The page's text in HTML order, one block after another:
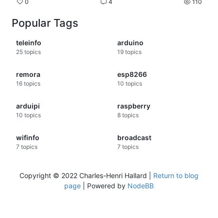
    "EASF08": 0,
  }
J'ai vu qu'une API HTTP existe depuis
l'interface web mais je ne trouve pas
idée ?
0 4 110
Popular Tags
teleinfo
25 topics
arduino
19 topics
remora
16 topics
esp8266
10 topics
arduipi
10 topics
raspberry
8 topics
wifinfo
7 topics
broadcast
7 topics
Copyright © 2022 Charles-Henri Hallard | Return to blog
page | Powered by NodeBB